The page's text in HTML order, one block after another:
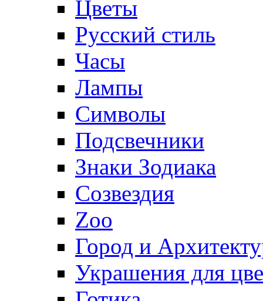
Цветы
Русский стиль
Часы
Лампы
Символы
Подсвечники
Знаки Зодиака
Созвездия
Zoo
Город и
Украшения для